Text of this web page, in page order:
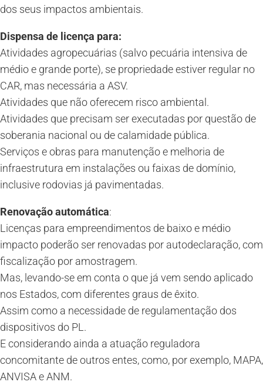
dos seus impactos ambientais.
Dispensa de licença para:
Atividades agropecuárias (salvo pecuária intensiva de
médio e grande porte), se propriedade estiver regular no
CAR, mas necessária a ASV.
Atividades que não oferecem risco ambiental.
Atividades que precisam ser executadas por questão de
soberania nacional ou de calamidade pública.
Serviços e obras para manutenção e melhoria de
infraestrutura em instalações ou faixas de domínio,
inclusive rodovias já pavimentadas.
Renovação automática:
Licenças para empreendimentos de baixo e médio
impacto poderão ser renovadas por autodeclaração, com
fiscalização por amostragem.
Mas, levando-se em conta o que já vem sendo aplicado
nos Estados, com diferentes graus de êxito.
Assim como a necessidade de regulamentação dos
dispositivos do PL.
E considerando ainda a atuação reguladora
concomitante de outros entes, como, por exemplo, MAPA,
ANVISA e ANM.